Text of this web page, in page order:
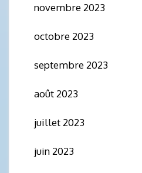
novembre 2023
octobre 2023
septembre 2023
août 2023
juillet 2023
juin 2023